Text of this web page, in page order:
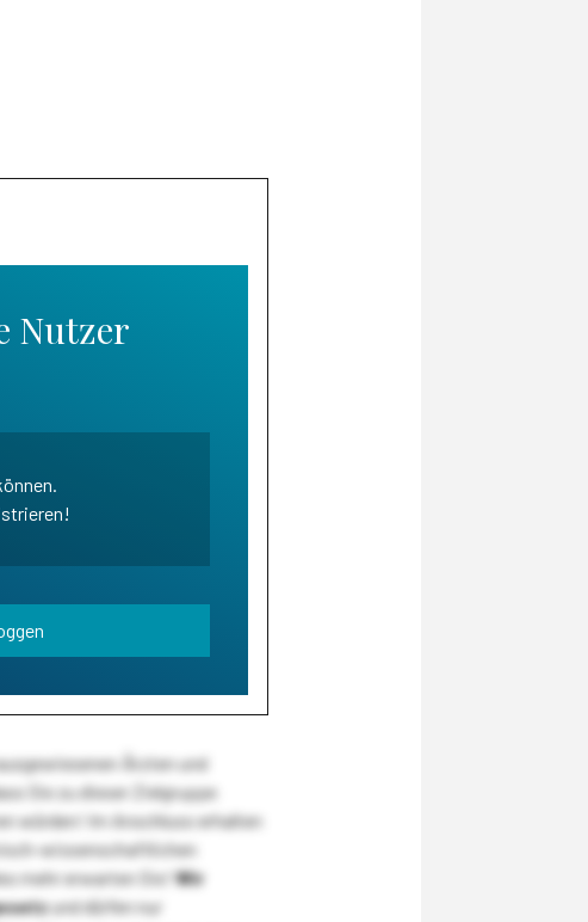
Nutzer
Ärzten und
Sie zu dieser Zielgruppe
würden! Im Anschluss erhalten
wissenschaftlichen
mehr erwarten Sie!Wir
und dürfen nur